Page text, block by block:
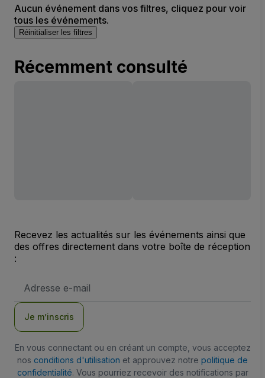
Aucun événement dans vos filtres, cliquez pour voir
tous les événements.
Réinitialiser les filtres
Récemment consulté
Recevez les actualités sur les événements ainsi que
des offres directement dans votre boîte de réception
:
e-
Je m’inscris
En vous connectant ou en créant un compte, vous acceptez
nos conditions d'utilisation et approuvez notre politique de
confidentialité. Vous pourriez recevoir des notifications par